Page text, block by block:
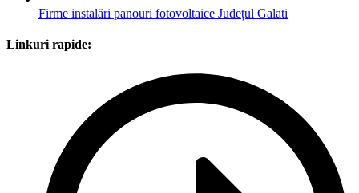
Firme instalări panouri fotovoltaice Județul Galati
Linkuri rapide: